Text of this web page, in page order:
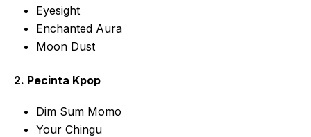
Eyesight
Enchanted Aura
Moon Dust
2. Pecinta Kpop
Dim Sum Momo
Your Chingu